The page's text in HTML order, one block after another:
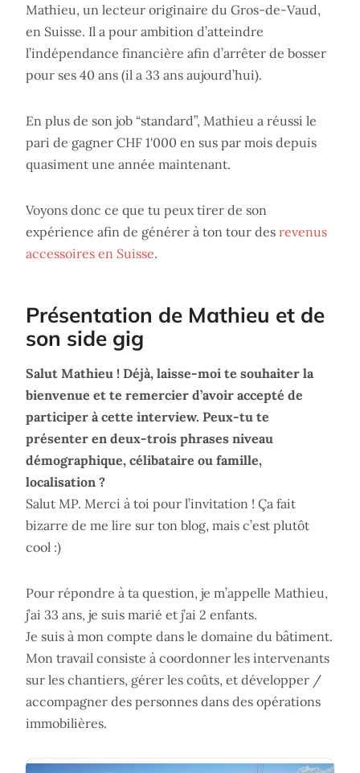
Mathieu, un lecteur originaire du Gros-de-Vaud,
en Suisse. Il a pour ambition d’atteindre
l’indépendance financière afin d’arrêter de bosser
pour ses 40 ans (il a 33 ans aujourd’hui).
En plus de son job “standard”, Mathieu a réussi le
pari de gagner CHF 1'000 en sus par mois depuis
quasiment une année maintenant.
Voyons donc ce que tu peux tirer de son
expérience afin de générer à ton tour des revenus
accessoires en Suisse.
Présentation de Mathieu et de
son side gig
Salut Mathieu ! Déjà, laisse-moi te souhaiter la
bienvenue et te remercier d’avoir accepté de
participer à cette interview. Peux-tu te
présenter en deux-trois phrases niveau
démographique, célibataire ou famille,
localisation ?
Salut MP. Merci à toi pour l’invitation ! Ça fait
bizarre de me lire sur ton blog, mais c’est plutôt
cool :)
Pour répondre à ta question, je m’appelle Mathieu,
j’ai 33 ans, je suis marié et j’ai 2 enfants.
Je suis à mon compte dans le domaine du bâtiment.
Mon travail consiste à coordonner les intervenants
sur les chantiers, gérer les coûts, et développer /
accompagner des personnes dans des opérations
immobilières.